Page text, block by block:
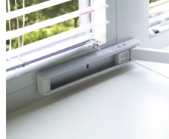
hviezdičiek.